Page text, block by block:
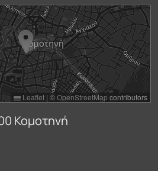
Leaflet | ©OpenStreetMap contributors
Κομοτηνή